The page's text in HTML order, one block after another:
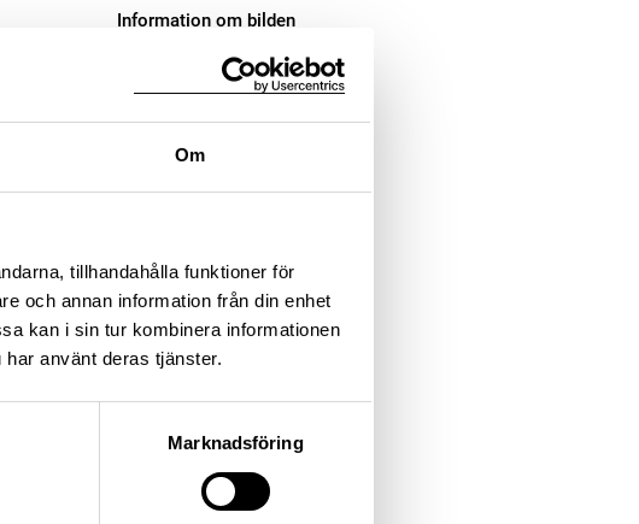
Om
tillhandahålla funktioner för
och annan information från din enhet
kan i sin tur kombinera informationen
använt deras tjänster.
Marknadsföring
Information om bilden